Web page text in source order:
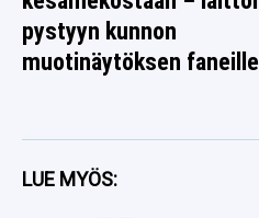
pystyyn kunnon
muotinäytöksen faneille
LUE MYÖS: